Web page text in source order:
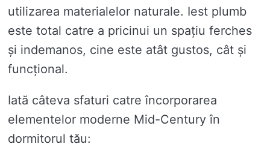
utilizarea materialelor naturale. Iest plumb
este total catre a pricinui un spațiu ferches
și indemanos, cine este atât gustos, cât și
funcțional.
Iată câteva sfaturi catre încorporarea
elementelor moderne Mid-Century în
dormitorul tău: